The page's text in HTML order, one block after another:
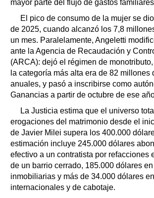
mayor parte del flujo de gastos
El pico de consumo de la mujer se
de 2025, cuando alcanzó los 7,8
un mes. Paralelamente, Angeletti
ante la Agencia de Recaudación y
(ARCA): dejó el régimen de
la categoría más alta era de 82 millones
anuales, y pasó a inscribirse como
Ganancias a partir de octubre de ese
La Justicia estima que el universo
erogaciones del matrimonio desde el
de Javier Milei supera los 400.000
estimación incluye 245.000 dólares
efectivo a un contratista por refacciones
de un barrio cerrado, 185.000 dólares
inmobiliarias y más de 34.000 dólares
internacionales y de cabotaje.